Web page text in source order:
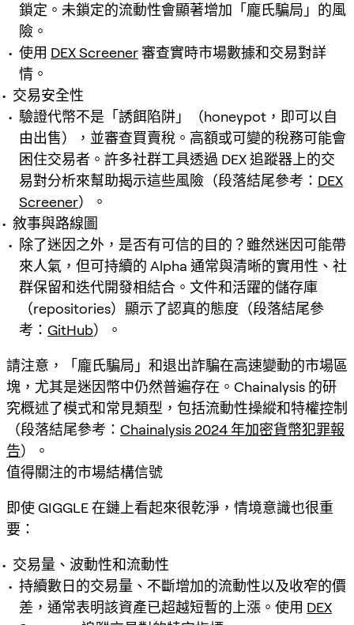
鎖定。未鎖定的流動性會顯著增加「龐氏騙局」的風
險。
使用 DEX Screener審查實時市場數據和交易對詳
情。
交易安全性
驗證代幣不是「誘餌陷阱」（honeypot，即可以自
由出售），並審查買賣稅。高額或可變的稅務可能會
困住交易者。許多社群工具透過 DEX 追蹤器上的交
易對分析來幫助揭示這些風險（段落結尾參考： DEX
Screener）。
敘事與路線圖
除了迷因之外，是否有可信的目的？雖然迷因可能帶
來人氣，但可持續的 Alpha 通常與清晰的實用性、社
群保留和迭代開發相結合。文件和活躍的儲存庫
（repositories）顯示了認真的態度（段落結尾參
考： GitHub）。
請注意，「龐氏騙局」和退出詐騙在高速變動的市場區
塊，尤其是迷因幣中仍然普遍存在。Chainalysis 的研
究概述了模式和常見類型，包括流動性操縱和特權控制
（段落結尾參考： Chainalysis 2024 年加密貨幣犯罪報
告）。
值得關注的市場結構信號
即使 GIGGLE 在鏈上看起來很乾淨，情境意識也很重
要：
交易量、波動性和流動性
持續數日的交易量、不斷增加的流動性以及收窄的價
差，通常表明該資產已超越短暫的上漲。使用 DEX